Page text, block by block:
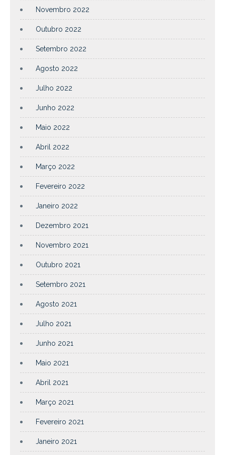
Novembro 2022
Outubro 2022
Setembro 2022
Agosto 2022
Julho 2022
Junho 2022
Maio 2022
Abril 2022
Março 2022
Fevereiro 2022
Janeiro 2022
Dezembro 2021
Novembro 2021
Outubro 2021
Setembro 2021
Agosto 2021
Julho 2021
Junho 2021
Maio 2021
Abril 2021
Março 2021
Fevereiro 2021
Janeiro 2021